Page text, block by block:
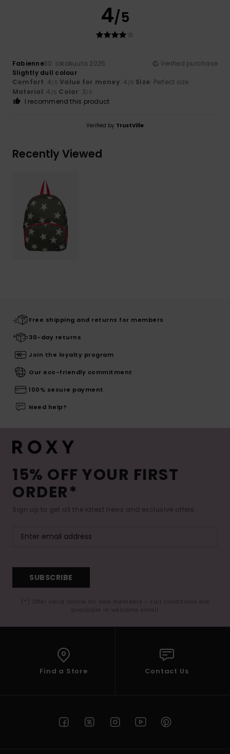
4/5
Fabienne30. lokakuuta 2025
Verified purchase
Slightly dull colour
Comfort: 4/5 Value for money: 4 /5 Size: Perfect size
Material: 4 /5 Color: 3/5
I recommend this product
Verified by TrustVille
Recently Viewed
Free shipping and returns for members
30-day returns
Join the loyalty program
Our eco-friendly commitment
100% secure payment
Need help?
15% OFF YOUR FIRST
ORDER*
Sign up to get all the latest news and exclusive offers.
SUBSCRIBE
(*) Offer valid online for new members - Full conditions are
available in welcome email
Find a Store Contact Us